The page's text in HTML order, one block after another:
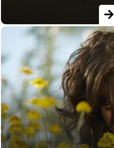
Wir zeigen
Zweisamkeit, wo
bayerischen Land
Wellness-Tag,